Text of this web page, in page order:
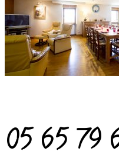
05 65 79